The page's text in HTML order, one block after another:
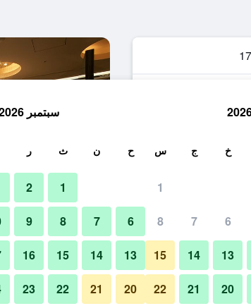
عرض الصفقة
مطعم
خ ج س
1
6
7
8
13
14
15
20
21
22
سبتمبر 2026
ح ن ث ر
1
2
6
7
8
9
13
14
15
16
20
21
22
23